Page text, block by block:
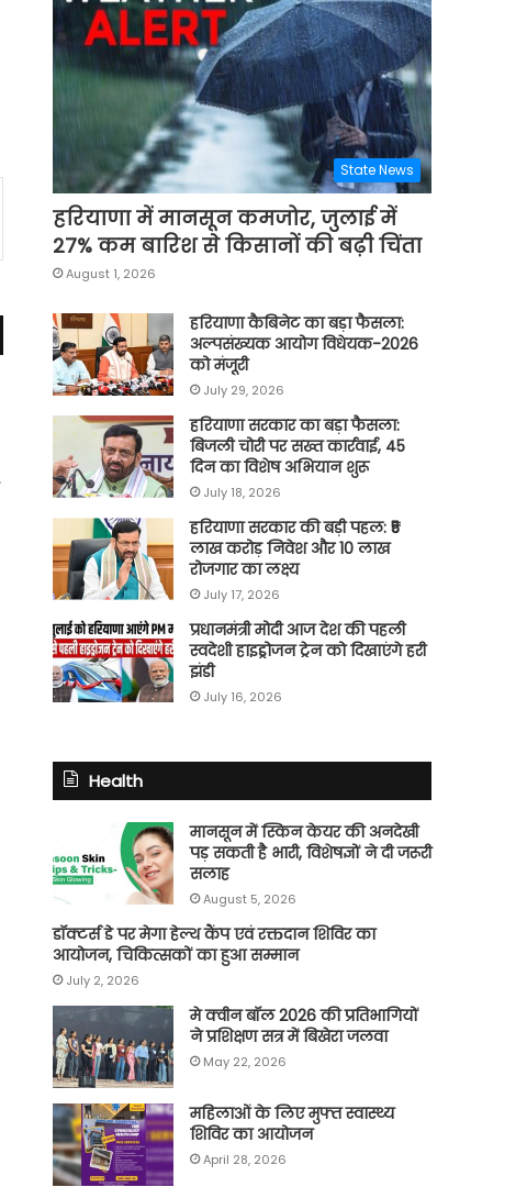
State News
हरियाणा में मानसून कमजोर, जुलाई में
27% कम बारिश से किसानों की बढ़ी चिंता
August 1, 2026
हरियाणा कैबिनेट का बड़ा फैसला:
अल्पसंख्यक आयोग विधेयक-2026
को मंजूरी
July 29, 2026
हरियाणा सरकार का बड़ा फैसला:
बिजली चोरी पर सख्त कार्रवाई, 45
दिन का विशेष अभियान शुरू
July 18, 2026
हरियाणा सरकार की बड़ी पहल: ₹5
लाख करोड़ निवेश और 10 लाख
रोजगार का लक्ष्य
July 17, 2026
प्रधानमंत्री मोदी आज देश की पहली
स्वदेशी हाइड्रोजन ट्रेन को दिखाएंगे हरी
झंडी
July 16, 2026
Health
मानसून में स्किन केयर की अनदेखी
पड़ सकती है भारी, विशेषज्ञों ने दी जरूरी
सलाह
August 5, 2026
डॉक्टर्स डे पर मेगा हेल्थ कैंप एवं रक्तदान शिविर का
आयोजन, चिकित्सकों का हुआ सम्मान
July 2, 2026
मे क्वीन बॉल 2026 की प्रतिभागियों
ने प्रशिक्षण सत्र में बिखेरा जलवा
May 22, 2026
महिलाओं के लिए मुफ्त स्वास्थ्य
शिविर का आयोजन
April 28, 2026